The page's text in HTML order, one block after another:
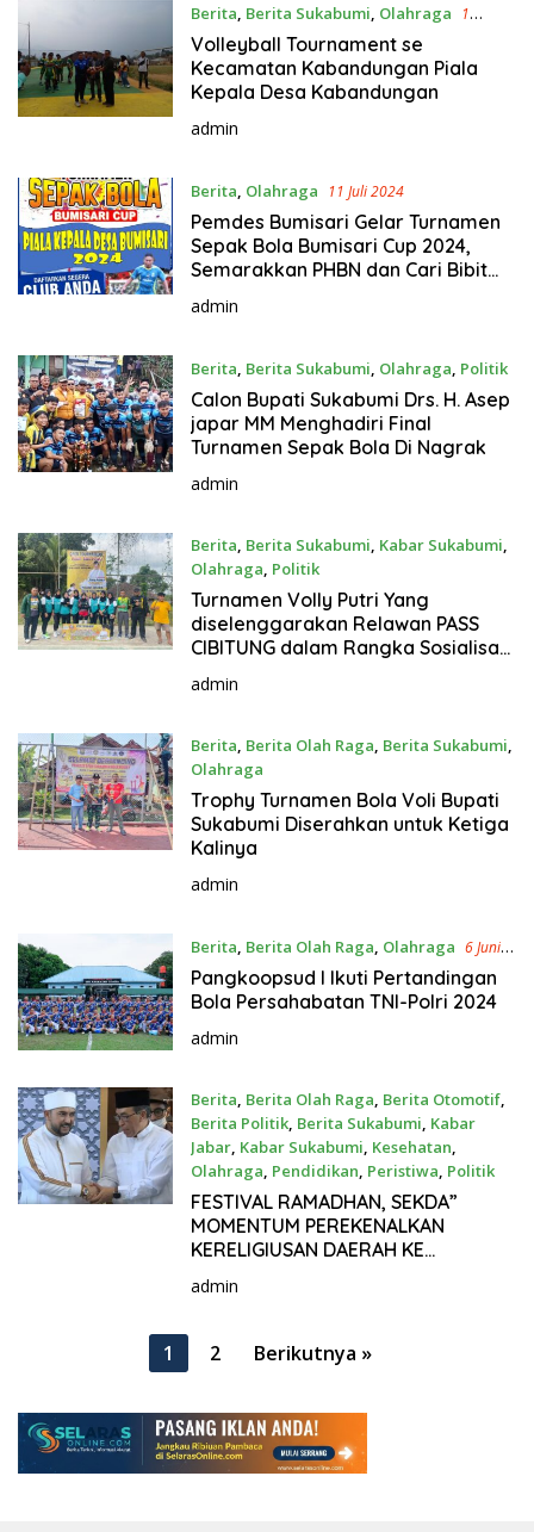
Berita Berita Sukabumi Olahraga
1
Agustus 2024
Volleyball Tournament se
Kecamatan Kabandungan Piala
Kepala Desa Kabandungan
admin
Berita Olahraga 11 Juli 2024
Pemdes Bumisari Gelar Turnamen
Sepak Bola Bumisari Cup 2024,
Semarakkan PHBN dan Cari Bibit
admin
Berita Berita Sukabumi Olahraga Politik
9 Juni 2024
Calon Bupati Sukabumi Drs. H. Asep
japar MM Menghadiri Final
Turnamen Sepak Bola Di Nagrak
admin
Berita Berita Sukabumi Kabar Sukabumi
Olahraga Politik
9 Juni 2024
Turnamen Volly Putri Yang
diselenggarakan Relawan PASS
CIBITUNG dalam Rangka Sosialisasi
Sukabumi 2024-2029
admin
Berita Berita Olah Raga Berita Sukabumi
Olahraga
8 Juni 2024
Trophy Turnamen Bola Voli Bupati
Sukabumi Diserahkan untuk Ketiga
Kalinya
admin
Berita Berita Olah Raga Olahraga 6 Juni
2024
Pangkoopsud I Ikuti Pertandingan
Bola Persahabatan TNI-Polri 2024
admin
Berita Berita Olah Raga Berita Otomotif,
Berita Politik, Berita Sukabumi Kabar
Jabar, Kabar Sukabumi Kesehatan
Olahraga Pendidikan Peristiwa Politik
30 Maret 2024
FESTIVAL RAMADHAN, SEKDA”
MOMENTUM PEREKENALKAN
KERELIGIUSAN DAERAH KE
admin
g
n
1 2 Berikutnya »